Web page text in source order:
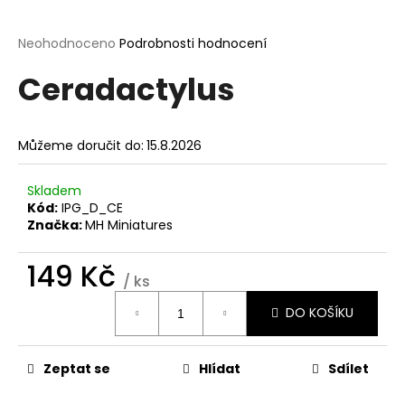
Průměrné
produktu
je
5
hvězdiček.
Neohodnoceno Podrobnosti hodnocení
Ceradactylus
Můžeme doručit do: 15.8.2026
Skladem
Kód: IPG_D_CE
Značka:MH Miniatures
149 Kč / ks
DO KOŠÍKU
Zeptat se Hlídat Sdílet
j
t
o